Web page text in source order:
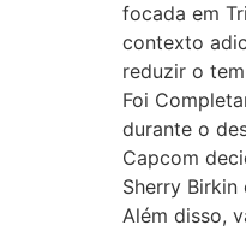
focada em
contexto
reduzir o
Foi
durante o
Capcom
Sherry
Além disso,